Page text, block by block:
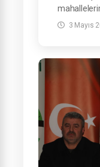
tespit
bölge
3 Mayıs